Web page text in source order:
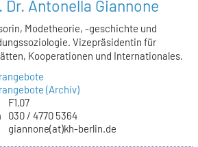
Dr. Antonella Giannone
Modetheorie, -geschichte und
Vizepräsidentin für
Kooperationen und Internationales.
(Archiv)
F1.07
030 / 4770 5364
giannone(at)kh-berlin.de